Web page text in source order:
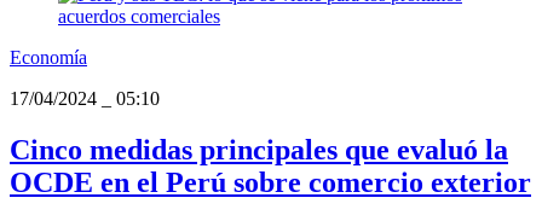
Economía
17/04/2024
05:10
Cinco medidas principales que evaluó la
OCDE en el Perú sobre comercio exterior